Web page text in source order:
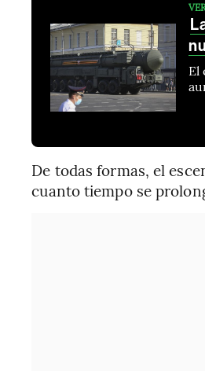
El
De todas formas, el
cuanto tiempo se